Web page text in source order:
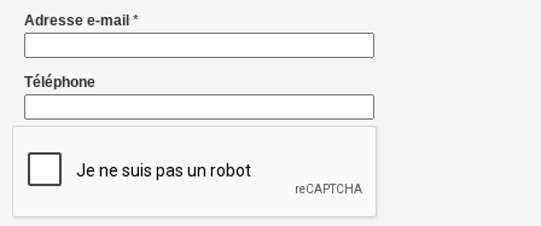
Adresse e-mail *
Téléphone